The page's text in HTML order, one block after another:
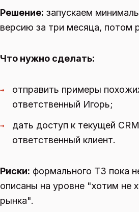
Решение: запускаем
версию за три месяца, потом
Что нужно сделать:
→
отправить примеры
ответственный Игорь;
→
дать доступ к текущей
ответственный клиент.
Риски: формального ТЗ пока
описаны на уровне "хотим не
рынка".